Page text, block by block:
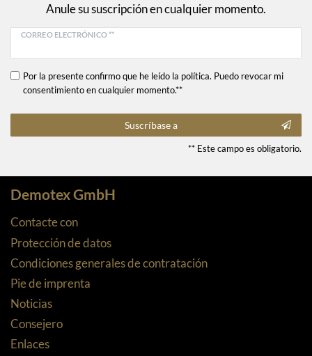
Anule su suscripción en cualquier momento.
CORREO ELECTRÓNICO **
Por la presente confirmo que he leído la política. Puedo revocar mi
consentimiento en cualquier momento.**
Suscríbase a
** Este campo es obligatorio.
Demotex GmbH
Contacte con
Protección de datos
Condiciones generales de contratación
Pie de imprenta
Noticias
Consejero
Enlaces